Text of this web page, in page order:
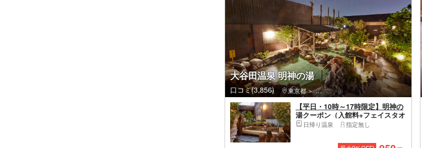
大谷田温泉 明神の湯
口コミ(3,856) 東京都 足立区・北千住・綾瀬・西新井
【平日・10時～17時限定】明神の
湯クーポン（入館料+フェイスタオ
ル）日帰り温泉 指定無し